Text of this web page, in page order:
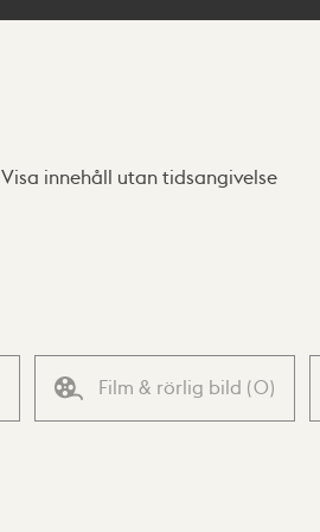
Visa innehåll utan tidsangivelse
Film & rörlig bild (0)